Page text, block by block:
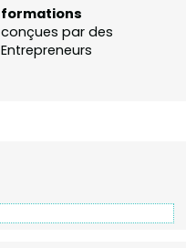
formations
conçues par des
Entrepreneurs